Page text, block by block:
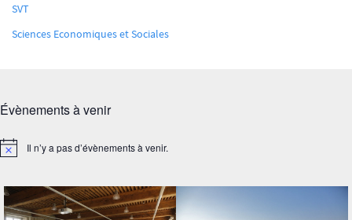
SVT
Sciences Economiques et Sociales
Évènements à venir
Notice Il n’y a pas d’évènements à venir.